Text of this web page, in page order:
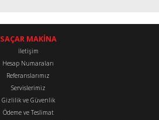
SAÇAR MAKİNA
İletişim
Hesap Numaraları
Referanslarımız
Servislerimiz
Gizlilik ve Güvenlik
Ödeme ve Teslimat